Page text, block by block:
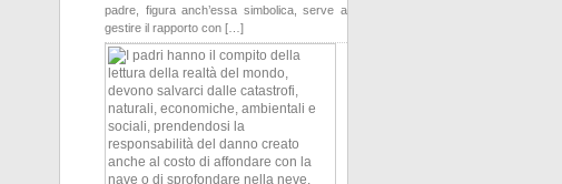
padre, figura anch’essa simbolica, serve a
gestire il rapporto con […]